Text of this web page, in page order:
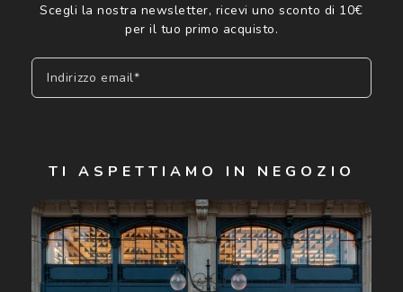
Scegli la nostra newsletter, ricevi uno sconto di 10€
per il tuo primo acquisto.
Indirizzo email*
Cliccando su "Iscriviti", confermo di avere più di 16 anni e
acconsento all'utilizzo dei miei Dati Personali da parte di
Luxottica Group S.p.A. per l'invio di offerte speciali, novità
ed altre comunicazioni di carattere pubblicitario (consultare
Informativa sulla privacyper ulteriori informazioni).
TI ASPETTIAMO IN NEGOZIO